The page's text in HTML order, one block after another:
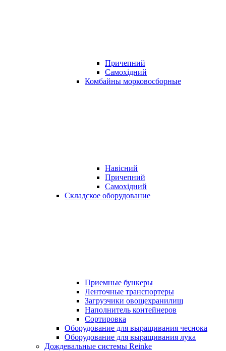
Причепний
Самохідний
Комбайны морковосборные
Навісний
Причепний
Самохідний
Складское оборудование
Приемные бункеры
Ленточные транспортеры
Загрузчики овощехранилищ
Наполнитель контейнеров
Сортировка
Оборудование для выращивания чеснока
Оборудование для выращивания лука
Дождевальные системы Reinke